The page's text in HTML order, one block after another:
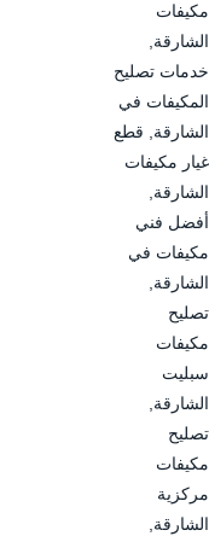
مكيفات
الشارقة,
خدمات تصليح
المكيفات في
الشارقة, قطع
غيار مكيفات
الشارقة,
أفضل فني
مكيفات في
الشارقة,
تصليح
مكيفات
سبليت
الشارقة,
تصليح
مكيفات
مركزية
الشارقة,